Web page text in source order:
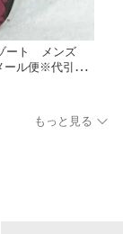
ゾート メンズ
ール便※代引き
もっと見る